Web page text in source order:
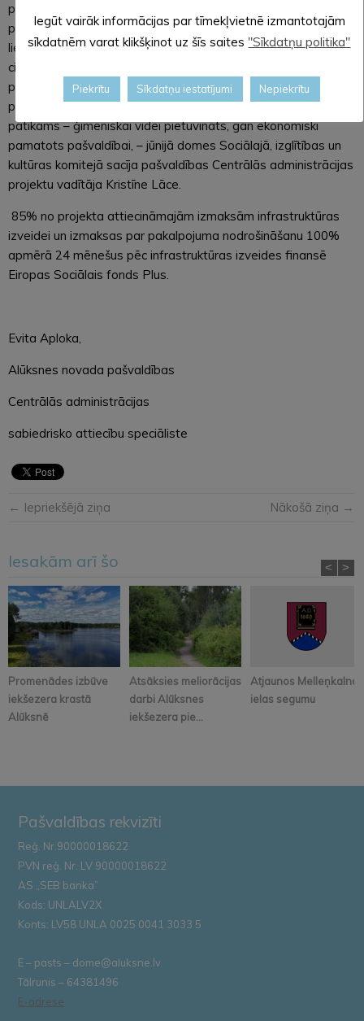
pilnvērtīgi un līdztekus funkcionēt. Iepriekšējā projektu
plānošanas periodā secinājām, ka mūsu kapacitāte nav tik
liela, lai grupu dzīvokļu pakalpojumu varētu veidot atrauti no
citiem sociālajiem pakalpojumiem, kas pamatā izriet tieši no
personāla jautājuma. Tādēļ šobrīd plānojam grupu dzīvokļu
pakalpojumu veidot tā, lai tas būtu gan šai mērķgrupai
patīkams – ģimeniskai videi pietuvināts, gan ekonomiski
pamatots pašvaldībai, – jūnijā domes Sociālajā, izglītības un
kultūras komitejā sacīja pašvaldības Centrālās administrācijas
projektu vadītāja Kristīne Lāce.
85% no projekta attiecināmajām izmaksām infrastruktūras
izveidei un izmaksas par pakalpojuma nodrošināšanu 100%
apmērā 24 mēnešus pēc infrastruktūras izveides finansē
Eiropas Sociālais fonds Plus.
Evita Aploka,
Alūksnes novada pašvaldības
Centrālās administrācijas
sabiedrisko attiecību speciāliste
← Iepriekšējā ziņa Nākošā ziņa →
Iesakām arī šo
Promenādes izbūve
iekšezera krastā
Alūksnē
Atsāksies meliorācijas
darbi Alūksnes
iekšezera pie...
Atjaunos Melleņkalna
ielas segumu
< >
Pašvaldības rekvizīti
Reģ. Nr.90000018622
PVN reģ. Nr. LV 90000018622
AS „SEB banka”
Kods: UNLALV2X
Konts: LV58 UNLA 0025 0041 3033 5
E – pasts – dome@aluksne.lv
Tālrunis – 64381496
E-adrese
Iegūt vairāk informācijas par tīmekļvietnē izmantotajām
sīkdatnēm varat klikšķinot uz šīs saites "Sīkdatņu politika"
Piekrītu Sīkdatņu iestatījumi Nepiekrītu